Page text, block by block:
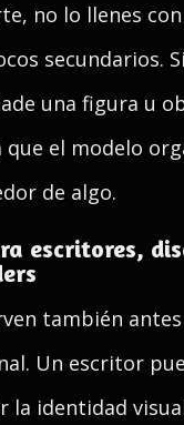
no lo llenes con
secundarios.
una figura u
el modelo
de algo.
escritores,
también
Un escritor
la identidad